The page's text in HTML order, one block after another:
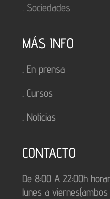
. Sociedades
MÁS INFO
. En prensa
. Cursos
. Noticias
CONTACTO
De 8:00 A 22:00h
lunes a viernes(ambos